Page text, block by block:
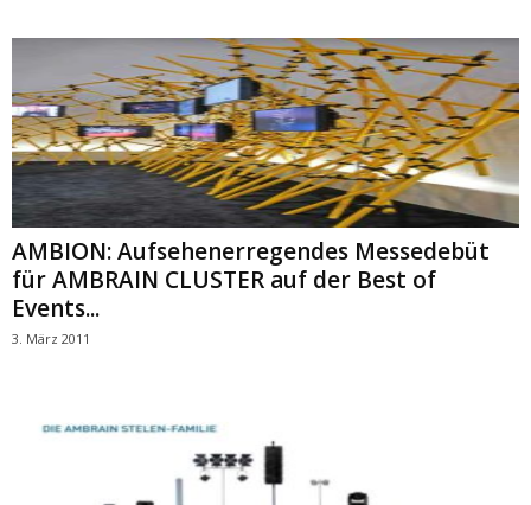
AMBION: Aufsehenerregendes Messedebüt
für AMBRAIN CLUSTER auf der Best of
Events...
3. März 2011